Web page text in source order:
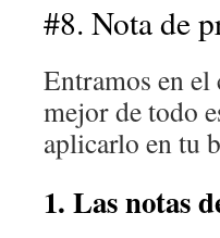
#8. Nota de
Entramos en el
mejor de todo
aplicarlo en tu
1. Las notas